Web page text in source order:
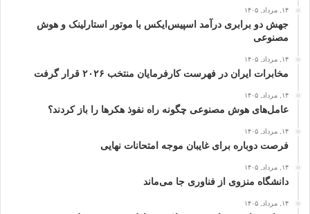
۱۴, مرداد, ۱۴۰۵
جهش دو برابری درآمد اسپیس‌ایکس با موتور استارلینک و هوش
مصنوعی
۱۴, مرداد, ۱۴۰۵
مخابرات ایران در فهرست کارفرمایان منتخب ۲۰۲۶ قرار گرفت
۱۴, مرداد, ۱۴۰۵
عامل‌های هوش مصنوعی چگونه راه نفوذ هکرها را باز کردند؟
۱۴, مرداد, ۱۴۰۵
فرصت دوباره برای غایبان موجه امتحانات نهایی
۱۴, مرداد, ۱۴۰۵
دانشگاه منزوی از فناوری جا می‌ماند
۱۴, مرداد, ۱۴۰۵